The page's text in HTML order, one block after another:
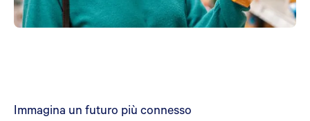
Immagina un futuro più connesso